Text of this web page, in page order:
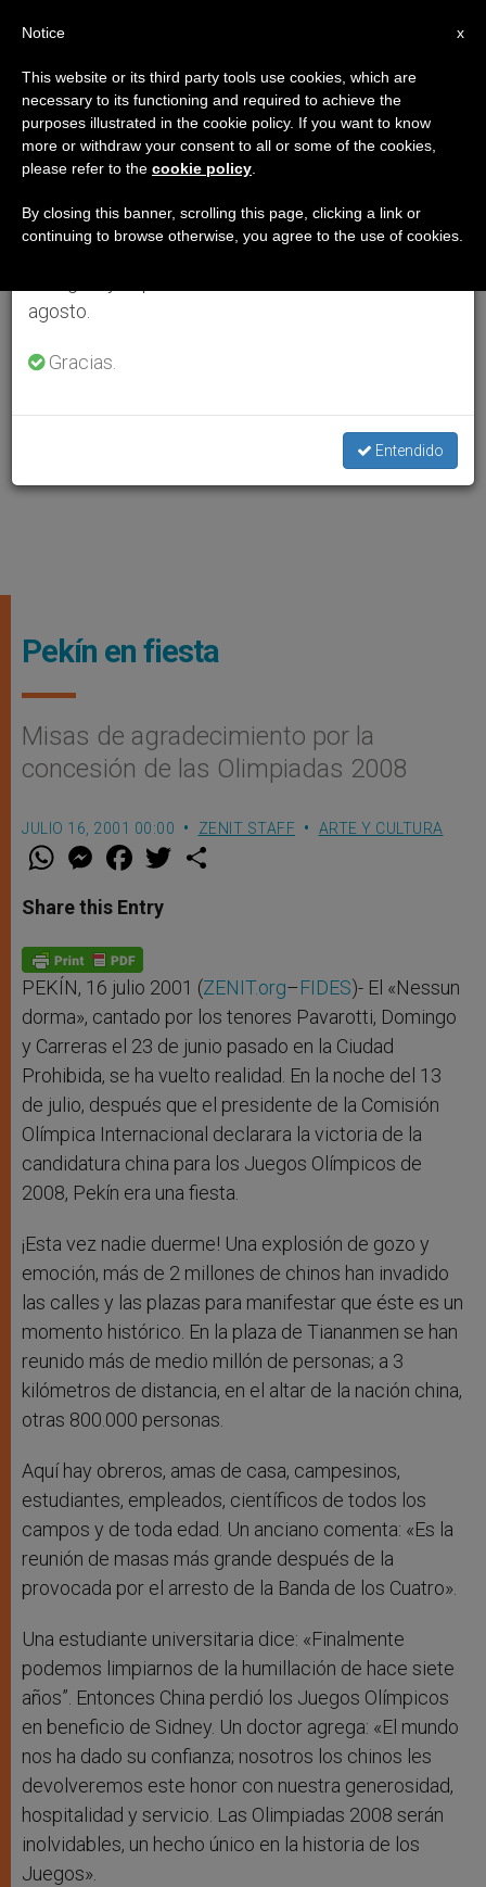
Pekín en fiesta
Misas de agradecimiento por la
concesión de las Olimpiadas 2008
JULIO 16, 2001 00:00 ZENIT STAFF ARTE Y CULTURA
W
t
s
p
p
M
e
s
e
g
e
r
F
a
e
b
o
k
w
Share this Entry
PEKÍN, 16 julio 2001 (ZENIT.org–FIDES)- El «Nessun
dorma», cantado por los tenores Pavarotti, Domingo
y Carreras el 23 de junio pasado en la Ciudad
Prohibida, se ha vuelto realidad. En la noche del 13
de julio, después que el presidente de la Comisión
Olímpica Internacional declarara la victoria de la
candidatura china para los Juegos Olímpicos de
2008, Pekín era una fiesta.
¡Esta vez nadie duerme! Una explosión de gozo y
emoción, más de 2 millones de chinos han invadido
las calles y las plazas para manifestar que éste es un
momento histórico. En la plaza de Tiananmen se han
reunido más de medio millón de personas; a 3
kilómetros de distancia, en el altar de la nación china,
otras 800.000 personas.
Aquí hay obreros, amas de casa, campesinos,
estudiantes, empleados, científicos de todos los
campos y de toda edad. Un anciano comenta: «Es la
reunión de masas más grande después de la
provocada por el arresto de la Banda de los Cuatro».
Una estudiante universitaria dice: «Finalmente
podemos limpiarnos de la humillación de hace siete
años”. Entonces China perdió los Juegos Olímpicos
en beneficio de Sidney. Un doctor agrega: «El mundo
nos ha dado su confianza; nosotros los chinos les
devolveremos este honor con nuestra generosidad,
hospitalidad y servicio. Las Olimpiadas 2008 serán
inolvidables, un hecho único en la historia de los
Juegos».
×
Aviso importante
Del 27 de julio al 7 de agosto haremos la pausa
anual, aprovechando que en el periodo de verano
se generan menos informaciones y también el
agosto.
Gracias.
Entendido
x
Notice
This website or its third party tools use cookies, which are
necessary to its functioning and required to achieve the
purposes illustrated in the cookie policy. If you want to know
more or withdraw your consent to all or some of the cookies,
please refer to the cookie policy
By closing this banner, scrolling this page, clicking a link or
continuing to browse otherwise, you agree to the use of cookies.